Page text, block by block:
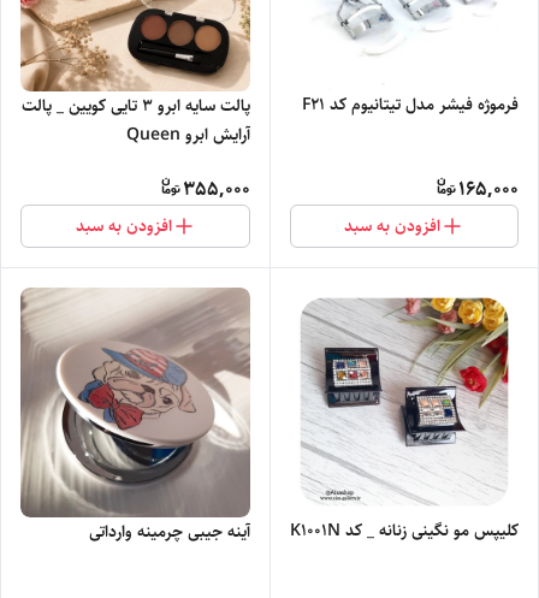
فرموژه فیشر مدل تیتانیوم کد F21
165,000
افزودن به سبد
پالت سایه ابرو ۳ تایی کویین _ پالت
آرایش ابرو Queen
355,000
افزودن به سبد
کلیپس مو نگینی زنانه _ کد K1001N آینه جیبی چرمینه وارداتی